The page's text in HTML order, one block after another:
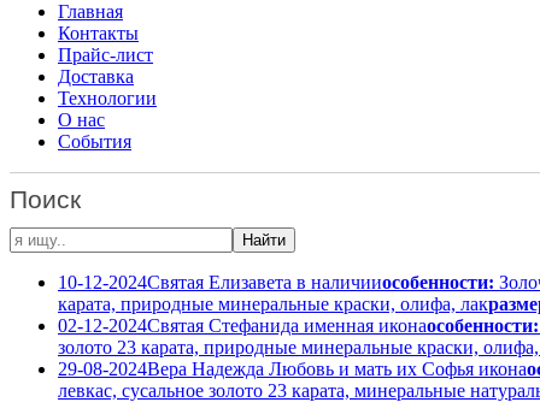
Главная
Контакты
Прайс-лист
Доставка
Технологии
О нас
События
Поиск
10-12-2024Святая Елизавета в наличииособенности:
карата, природные минеральные краски, олифа, лак
02-12-2024Святая Стефанида именная иконаособенности:
золото 23 карата, природные минеральные краски,
29-08-2024Вера Надежда Любовь и мать их Софья икона
левкас, сусальное золото 23 карата, минеральные